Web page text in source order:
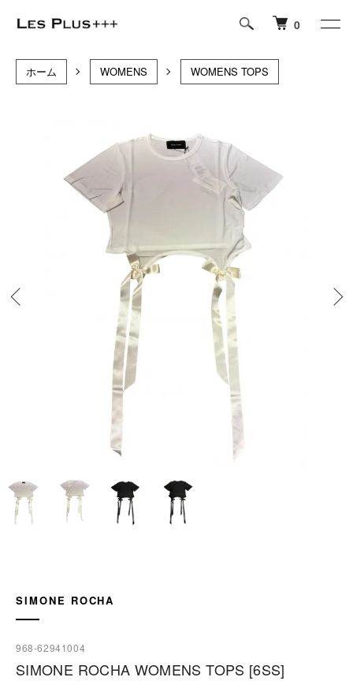
0
ホーム WOMENS WOMENS TOPS
SIMONE ROCHA
968-62941004
SIMONE ROCHA WOMENS TOPS [6SS]